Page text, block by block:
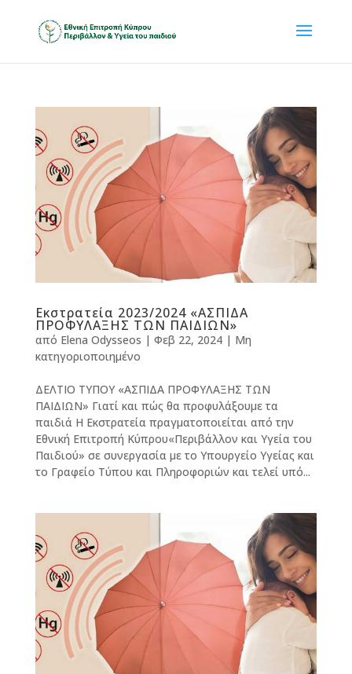
Εκστρατεία 2023/2024 «ΑΣΠΙΔΑ
ΠΡΟΦΥΛΑΞΗΣ ΤΩΝ ΠΑΙΔΙΩΝ»
από Elena Odysseos | Φεβ 22, 2024| Μη
κατηγοριοποιημένο
ΔΕΛΤΙΟ ΤΥΠΟΥ «ΑΣΠΙΔΑ ΠΡΟΦΥΛΑΞΗΣ ΤΩΝ
ΠΑΙΔΙΩΝ» Γιατί και πώς θα προφυλάξουμε τα
παιδιά Η Εκστρατεία πραγματοποιείται από την
Εθνική Επιτροπή Κύπρου«Περιβάλλον και Υγεία του
Παιδιού» σε συνεργασία με το Υπουργείο Υγείας και
το Γραφείο Τύπου και Πληροφοριών και τελεί υπό...